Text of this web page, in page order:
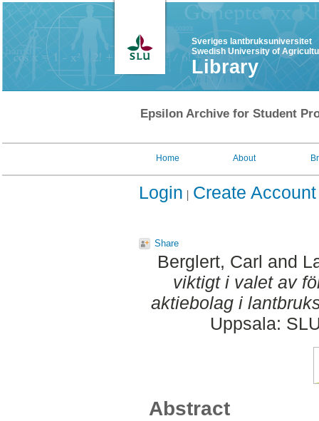
Sveriges lantbruksuniversitet
Swedish University of
Library
Epsilon Archive for Student
Home About
Login Create Account
Share
Berglert, Carl and
viktigt i valet av
aktiebolag i
Uppsala:
Abstract